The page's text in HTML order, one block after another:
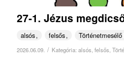
27-1. Jézus
alsós felsős
2026.06.09. / Kategória: alsós felsős